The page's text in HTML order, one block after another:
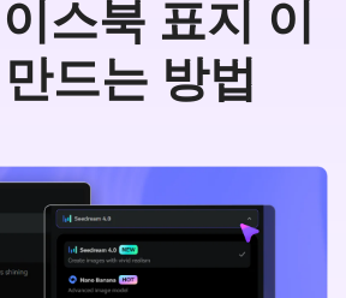
스북 표지 이
드는 방법